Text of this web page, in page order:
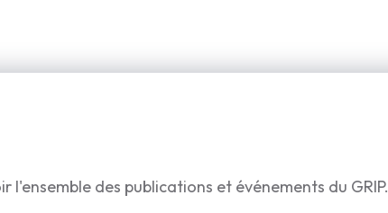
des publications et événements du GRIP.